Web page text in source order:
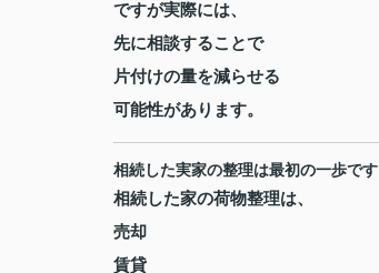
ですが実際には、
先に相談することで
片付けの量を減らせる
可能性があります。
相続した実家の整理は最初の一歩です
相続した家の荷物整理は、
売却
賃貸